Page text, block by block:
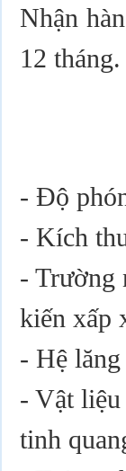
Nhận
12 tháng.
- Độ
- Kích
- Trường
kiến xấp
- Hệ
- Vật liệu
tinh